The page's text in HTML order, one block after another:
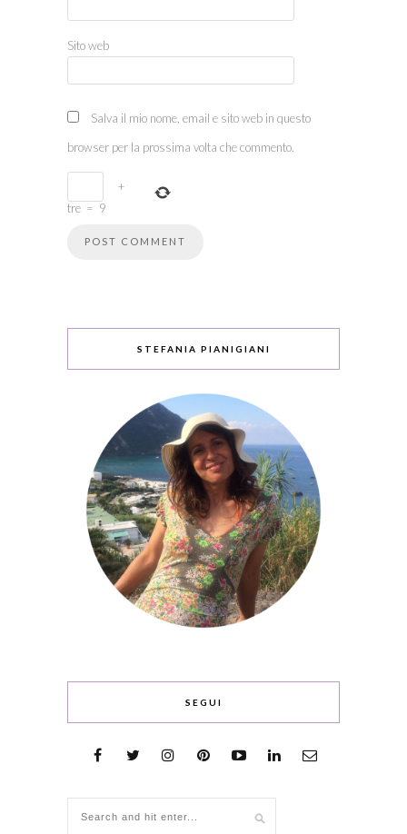
Sito web
Salva il mio nome, email e sito web in questo
browser per la prossima volta che commento.
+
tre = 9
STEFANIA PIANIGIANI
SEGUI